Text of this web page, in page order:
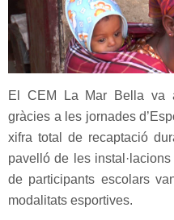
El CEM La Mar Bella va
gràcies a les jornades
xifra total de recaptació
pavelló de les
de participants escolars
modalitats esportives.